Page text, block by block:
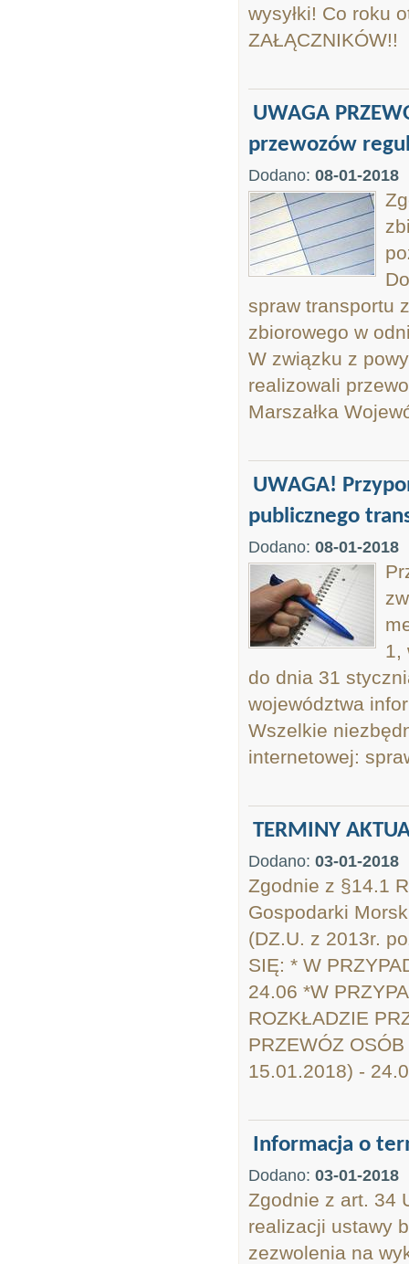
wysyłki! Co roku
ZAŁĄCZNIKÓW!!
UWAGA
przewozów
Dodano: 08-01-2018
spraw transportu
zbiorowego w
W związku z
realizowali
Marszałka
UWAGA!
publicznego
Dodano: 08-01-2018
1,
do dnia 31
województwa
Wszelkie
internetowej:
TERMINY
Dodano: 03-01-2018
Zgodnie z §14.1
Gospodarki
(DZ.U. z 2013r.
SIĘ: * W
24.06 *W
ROZKŁADZIE
PRZEWÓZ
15.01.2018) -
Informacja o
Dodano: 03-01-2018
Zgodnie z art. 34
realizacji ustawy
zezwolenia na